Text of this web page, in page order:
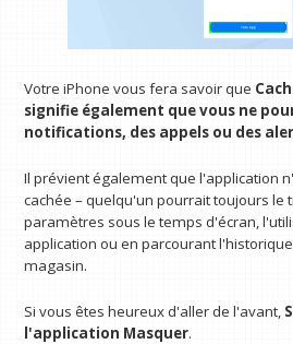
Votre iPhone vous fera savoir que
signifie également que vous ne
notifications, des appels ou des
Il prévient également que l'application
cachée – quelqu'un pourrait toujours le
paramètres sous le temps d'écran,
application ou en parcourant
magasin.
Si vous êtes heureux d'aller de l'avant,
l'application Masquer.